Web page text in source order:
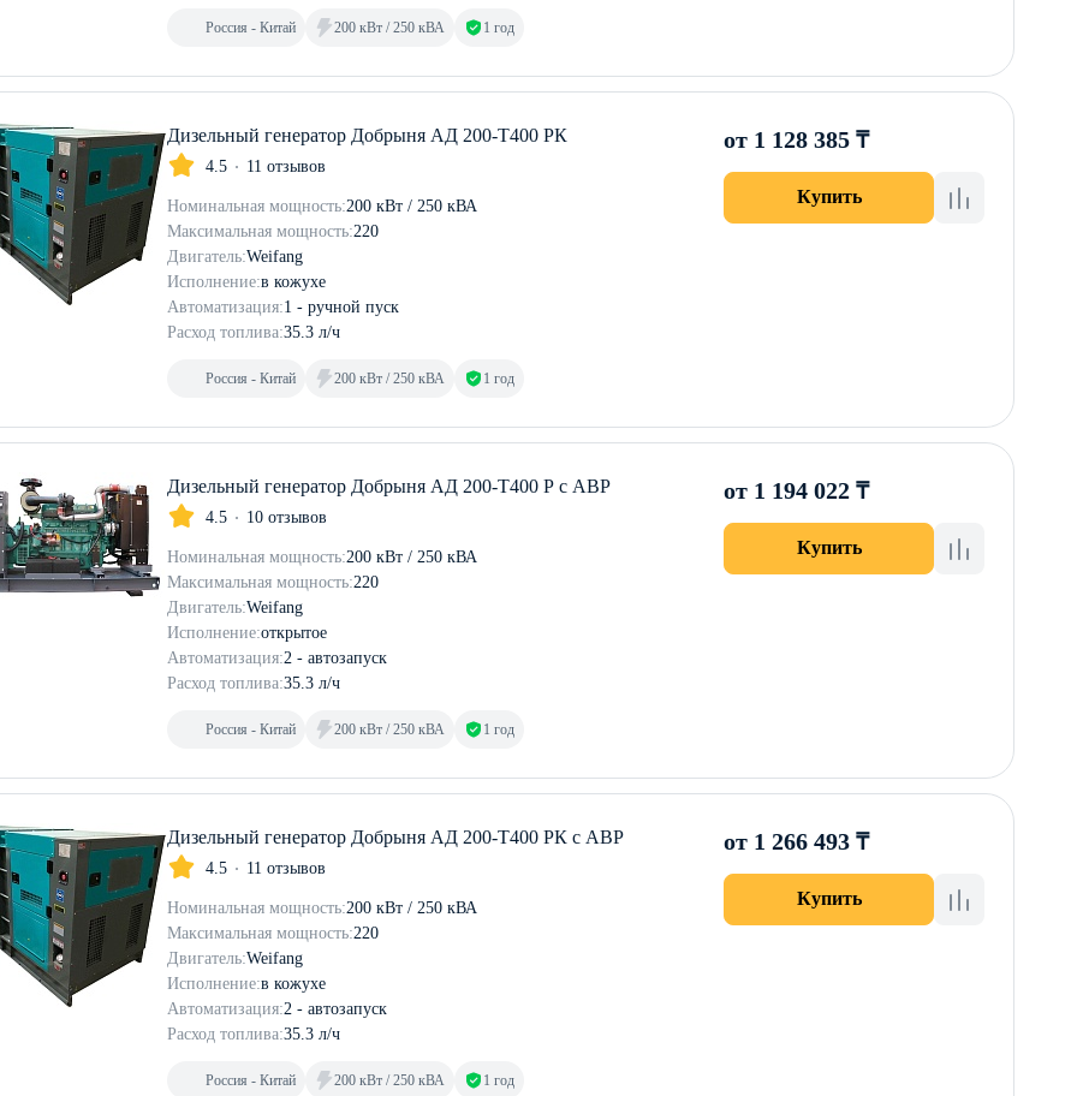
Россия - Китай 200 кВт / 250 кВА 1 год
Дизельный генератор Добрыня АД 200-Т400 РК
4.5 11 отзывов
Номинальная мощность:200 кВт / 250 кВА
Максимальная мощность:220
Двигатель:Weifang
Исполнение:в кожухе
Автоматизация:1 - ручной пуск
Расход топлива:35.3 л/ч
Россия - Китай 200 кВт / 250 кВА 1 год
от 1 128 385 ₸
Купить
Дизельный генератор Добрыня АД 200-Т400 Р с АВР
4.5 10 отзывов
Номинальная мощность:200 кВт / 250 кВА
Максимальная мощность:220
Двигатель:Weifang
Исполнение:открытое
Автоматизация:2 - автозапуск
Расход топлива:35.3 л/ч
Россия - Китай 200 кВт / 250 кВА 1 год
от 1 194 022 ₸
Купить
Дизельный генератор Добрыня АД 200-Т400 РК с АВР
4.5 11 отзывов
Номинальная мощность:200 кВт / 250 кВА
Максимальная мощность:220
Двигатель:Weifang
Исполнение:в кожухе
Автоматизация:2 - автозапуск
Расход топлива:35.3 л/ч
Россия - Китай 200 кВт / 250 кВА 1 год
от 1 266 493 ₸
Купить